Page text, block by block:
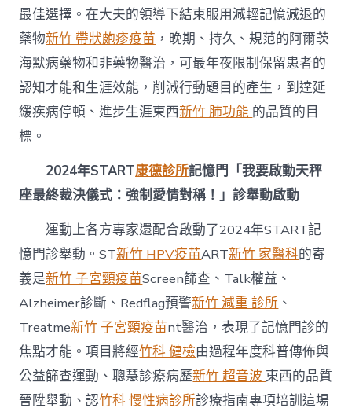
最佳選擇。在大夫的領導下結束服用減輕記憶減退的
藥物新竹 帶狀皰疹疫苗 ，晚期、持久、規范的阿爾茨
海默病藥物和非藥物醫治，可最年夜限制保留患者的
認知才能和生涯效能，削減行動題目的產生，到達延
緩疾病停頓、進步生涯東西新竹 肺功能 的品質的目
標。
2024年START康德診所記憶門「我要啟動天秤
座最終裁決儀式：強制愛情對稱！」診舉動啟動
運動上各方專家還配合啟動了2024年START記
憶門診舉動。ST新竹 HPV疫苗ART新竹 家醫科的寄
義是新竹 子宮頸疫苗Screen篩查、Talk權益、
Alzheimer診斷、Redflag預警新竹 減重 診所 、
Treatme新竹 子宮頸疫苗nt醫治，表現了記憶門診的
焦點才能。項目將經竹科 健檢由過程年度科普傳佈與
公益篩查運動、聰慧診療病歷新竹 超音波 東西的品質
晉陞舉動、認竹科 慢性病診所診療指南專項培訓這場